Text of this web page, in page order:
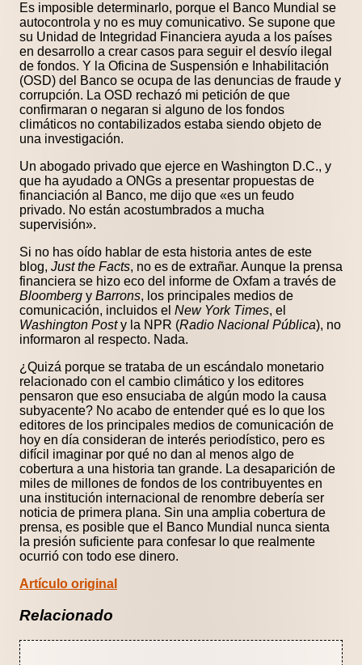
Es imposible determinarlo, porque el Banco Mundial se
autocontrola y no es muy comunicativo. Se supone que
su Unidad de Integridad Financiera ayuda a los países
en desarrollo a crear casos para seguir el desvío ilegal
de fondos. Y la Oficina de Suspensión e Inhabilitación
(OSD) del Banco se ocupa de las denuncias de fraude y
corrupción. La OSD rechazó mi petición de que
confirmaran o negaran si alguno de los fondos
climáticos no contabilizados estaba siendo objeto de
una investigación.
Un abogado privado que ejerce en Washington D.C., y
que ha ayudado a ONGs a presentar propuestas de
financiación al Banco, me dijo que «es un feudo
privado. No están acostumbrados a mucha
supervisión».
Si no has oído hablar de esta historia antes de este
blog, Just the Facts, no es de extrañar. Aunque la prensa
financiera se hizo eco del informe de Oxfam a través de
Bloomberg y Barrons, los principales medios de
comunicación, incluidos el New York Times, el
Washington Posty la NPR (Radio Nacional Pública), no
informaron al respecto. Nada.
¿Quizá porque se trataba de un escándalo monetario
relacionado con el cambio climático y los editores
pensaron que eso ensuciaba de algún modo la causa
subyacente? No acabo de entender qué es lo que los
editores de los principales medios de comunicación de
hoy en día consideran de interés periodístico, pero es
difícil imaginar por qué no dan al menos algo de
cobertura a una historia tan grande. La desaparición de
miles de millones de fondos de los contribuyentes en
una institución internacional de renombre debería ser
noticia de primera plana. Sin una amplia cobertura de
prensa, es posible que el Banco Mundial nunca sienta
la presión suficiente para confesar lo que realmente
ocurrió con todo ese dinero.
Artículo original
Relacionado